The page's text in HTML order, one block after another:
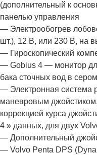
(дополнительный к
панелью управления
— Электрообогрев
шт.), 12 В, или 230 В, на
— Гироскопический
— Gobius 4 — монитор
бака сточных вод в
— Электронная система
маневровым
коррекцией курса
4 » данных, для двух
— Дополнительный
— Volvo Penta DPS